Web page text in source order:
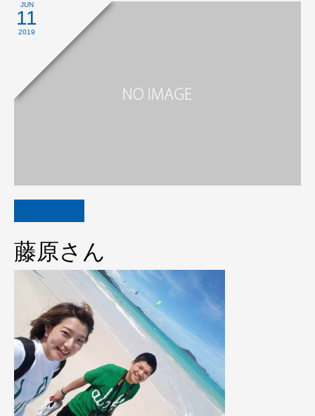
JUN
11
2019
藤原さん